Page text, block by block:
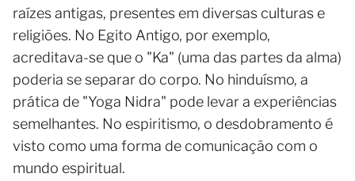
raízes antigas, presentes em diversas culturas e
religiões. No Egito Antigo, por exemplo,
acreditava-se que o "Ka" (uma das partes da alma)
poderia se separar do corpo. No hinduísmo, a
prática de "Yoga Nidra" pode levar a experiências
semelhantes. No espiritismo, o desdobramento é
visto como uma forma de comunicação com o
mundo espiritual.